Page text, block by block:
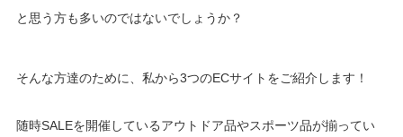
と思う方も多いのではないでしょうか？
そんな方達のために、私から3つのECサイトをご紹介します！
随時SALEを開催しているアウトドア品やスポーツ品が揃ってい